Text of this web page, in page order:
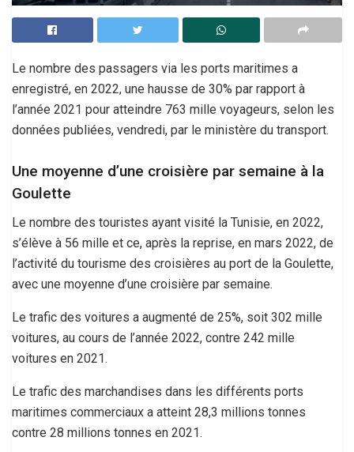
Le nombre des passagers via les ports maritimes a
enregistré, en 2022, une hausse de 30% par rapport à
l’année 2021 pour atteindre 763 mille voyageurs, selon les
données publiées, vendredi, par le ministère du transport.
Une moyenne d’une croisière par semaine à la
Goulette
Le nombre des touristes ayant visité la Tunisie, en 2022,
s’élève à 56 mille et ce, après la reprise, en mars 2022, de
l’activité du tourisme des croisières au port de la Goulette,
avec une moyenne d’une croisière par semaine.
Le trafic des voitures a augmenté de 25%, soit 302 mille
voitures, au cours de l’année 2022, contre 242 mille
voitures en 2021.
Le trafic des marchandises dans les différents ports
maritimes commerciaux a atteint 28,3 millions tonnes
contre 28 millions tonnes en 2021.